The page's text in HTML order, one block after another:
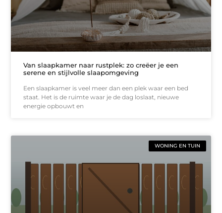
Van slaapkamer naar rustplek: zo creëer je een
serene en stijlvolle slaapomgeving
Een slaapkamer is veel meer dan een plek waar een bed
staat. Het is de ruimte waar je de dag loslaat, nieuwe
energie opbouwt en
WONING EN TUIN